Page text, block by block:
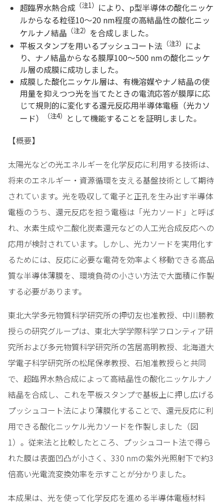
超臨界水熱合成 （注1） により、p型半導体の酸化ニッケ
ルからなる粒径10～20 nm程度の高結晶性の酸化ニッ
ケルナノ結晶 （注2） を合成しました。
平板スタンプを用いるプッシュコート法 （注3） によ
り、ナノ結晶からなる膜厚100～500 nmの酸化ニッケ
ル層の成膜に成功しました。
成膜した酸化ニッケル層は、有機溶媒やナノ結晶の使
用量を抑えつつ光を当てたときの電流応答が膜厚に応
じて規則的に変化する還元反応用半導体電極（光カソ
ード）
（注4）
として機能することを証明しました。
【概要】
太陽光などの光エネルギーを化学反応に利用する技術は、
将来のエネルギー・資源循環を支える基盤技術として期待
されています。光を吸収して電子と正孔を生み出す半導体
電極のうち、還元反応を担う電極は「光カソード」と呼ば
れ、水素生成や二酸化炭素還元などの人工光合成反応への
応用が検討されています。しかし、光カソードを実用化す
るためには、反応に必要な電荷を効率よく移動できる高品
質な半導体薄膜を、環境負荷の小さい方法で大面積に作製
する必要があります。
東北大学多元物質科学研究所の押切友也准教授、中川勝教
授らの研究グループは、東北大学学際科学フロンティア研
究所および多元物質科学研究所の笘居高明教授、北海道大
学電子科学研究所の松尾保孝教授、石旭准教授らと共同
で、超臨界水熱合成によって高結晶性の酸化ニッケルナノ
結晶を合成し、これを平板スタンプで基板上に押し広げる
プッシュコート法により薄膜化することで、還元反応に利
用できる酸化ニッケル光カソードを作製しました（図
1）。従来法と比較したところ、プッシュコート法で得ら
れた膜は表面凹凸が小さく、330 nmの紫外光照射下で約3
倍高い光電流変換効率を示すことが分かりました。
本成果は、光を使って化学反応を進める半導体電極材料